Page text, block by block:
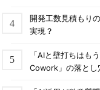
開発工数見積もり
実現？
「AIと壁打ちはも
Cowork」の落とし